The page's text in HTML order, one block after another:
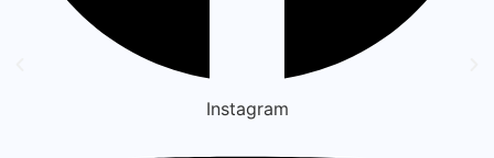
Instagram